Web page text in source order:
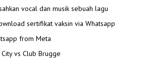
vocal dan musik sebuah lagu
sertifikat vaksin via Whatsapp
from Meta
vs Club Brugge